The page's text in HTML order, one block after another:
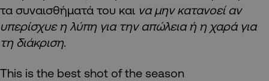
τα συναισθήματά του και να μην κατανοεί αν
υπερίσχυε η λύπη για την απώλεια ή η χαρά για
τη διάκριση.
This is the best shot of the season